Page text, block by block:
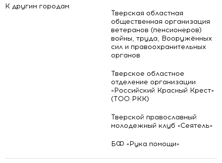
К другим городам
Тверская областная
общественная организация
ветеранов (пенсионеров)
войны, труда, Вооружённых
сил и правоохранительных
органов
Тверское областное
отделение организации
«Российский Красный Крест»
(ТОО РКК)
Тверской православный
молодежный клуб «Сеятель»
БФ «Рука помощи»